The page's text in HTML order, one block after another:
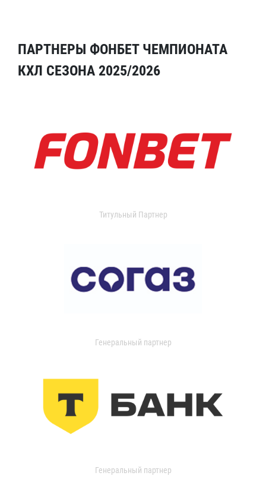
ПАРТНЕРЫ ФОНБЕТ ЧЕМПИОНАТА
КХЛ СЕЗОНА 2025/2026
Титульный Партнер
Генеральный партнер
Генеральный партнер